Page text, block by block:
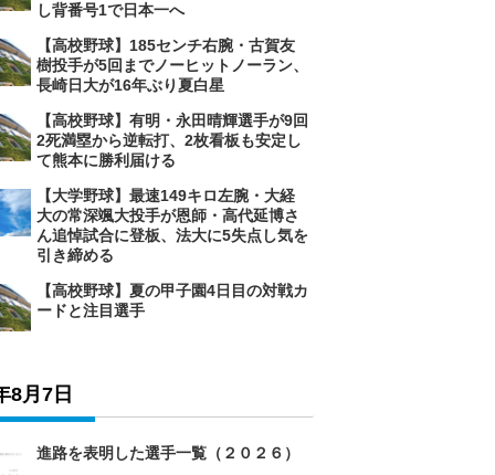
し背番号1で日本一へ
【高校野球】185センチ右腕・古賀友
樹投手が5回までノーヒットノーラン、
長崎日大が16年ぶり夏白星
【高校野球】有明・永田晴輝選手が9回
2死満塁から逆転打、2枚看板も安定し
て熊本に勝利届ける
【大学野球】最速149キロ左腕・大経
大の常深颯大投手が恩師・高代延博さ
ん追悼試合に登板、法大に5失点し気を
引き締める
【高校野球】夏の甲子園4日目の対戦カ
ードと注目選手
8月7日
進路を表明した選手一覧（２０２６）